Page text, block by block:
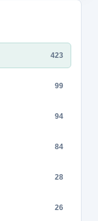
423
99
94
84
28
26